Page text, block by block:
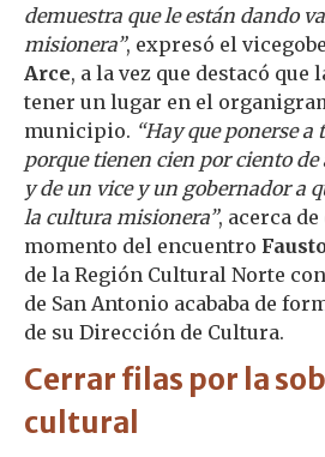
demuestra que le están dando
misionera”, expresó el
Arce, a la vez que destacó que
tener un lugar en el
municipio. “Hay que ponerse
porque tienen cien por ciento
y de un vice y un gobernador a
la cultura misionera”, acerca
momento del encuentro
de la Región Cultural Norte
de San Antonio acababa de
de su Dirección de Cultura.
Cerrar filas por la
cultural